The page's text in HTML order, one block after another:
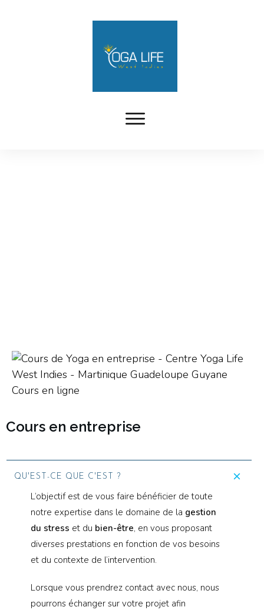
Cours en entreprise
QU'EST-CE QUE C'EST ?
L’objectif est de vous faire bénéficier de toute
notre expertise dans le domaine de la gestion
du stress et du bien-être, en vous proposant
diverses prestations en fonction de vos besoins
et du contexte de l’intervention.
Lorsque vous prendrez contact avec nous, nous
pourrons échanger sur votre projet afin